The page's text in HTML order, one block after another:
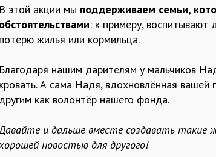
В этой акции мы поддерживаем семьи,
обстоятельствами: к примеру, воспитывают
потерю жилья или кормильца.
Благодаря нашим дарителям у мальчиков
кровать. А сама Надя, вдохновлённая вашей
другим как волонтёр нашего фонда.
и дальше вместе создавать
новостью для другого!